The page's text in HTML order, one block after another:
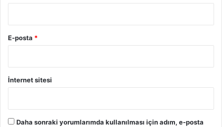
E-posta *
İnternet sitesi
Daha sonraki yorumlarımda kullanılması için adım, e-posta